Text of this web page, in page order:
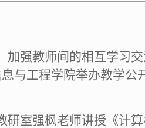
加强教师间的相互学习
与工程学院举办教学公
研室强枫老师讲授《计